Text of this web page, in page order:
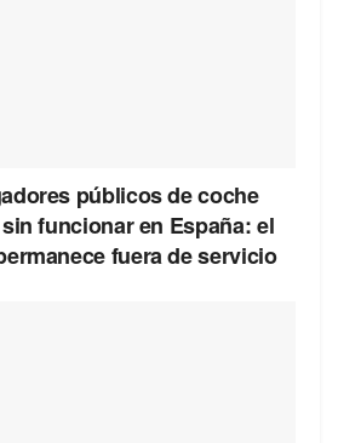
públicos de coche
funcionar en España: el
fuera de servicio